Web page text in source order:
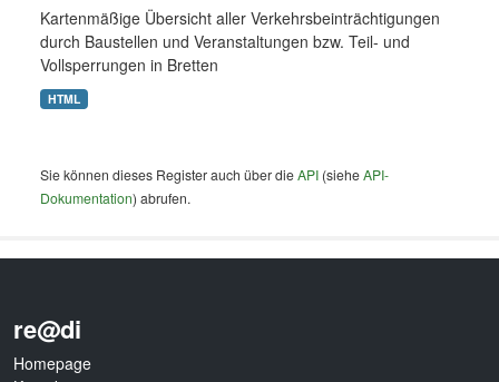
Kartenmäßige Übersicht aller Verkehrsbeinträchtigungen
durch Baustellen und Veranstaltungen bzw. Teil- und
Vollsperrungen in Bretten
HTML
Sie können dieses Register auch über dieAPI (sieheAPI-
Dokumentation) abrufen.
re@di
Homepage